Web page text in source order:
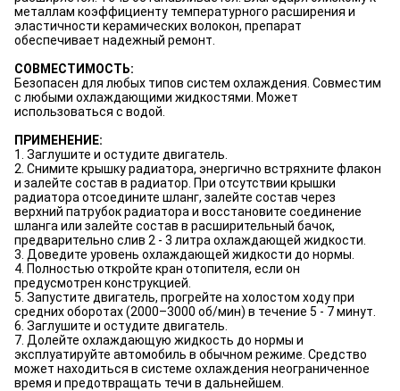
металлам коэффициенту температурного расширения и
эластичности керамических волокон, препарат
обеспечивает надежный ремонт.
СОВМЕСТИМОСТЬ:
Безопасен для любых типов систем охлаждения. Совместим
с любыми охлаждающими жидкостями. Может
использоваться с водой.
ПРИМЕНЕНИЕ:
1. Заглушите и остудите двигатель.
2. Снимите крышку радиатора, энергично встряхните флакон
и залейте состав в радиатор. При отсутствии крышки
радиатора отсоедините шланг, залейте состав через
верхний патрубок радиатора и восстановите соединение
шланга или залейте состав в расширительный бачок,
предварительно слив 2 - 3 литра охлаждающей жидкости.
3. Доведите уровень охлаждающей жидкости до нормы.
4. Полностью откройте кран отопителя, если он
предусмотрен конструкцией.
5. Запустите двигатель, прогрейте на холостом ходу при
средних оборотах (2000–3000 об/мин) в течение 5 - 7 минут.
6. Заглушите и остудите двигатель.
7. Долейте охлаждающую жидкость до нормы и
эксплуатируйте автомобиль в обычном режиме. Средство
может находиться в системе охлаждения неограниченное
время и предотвращать течи в дальнейшем.